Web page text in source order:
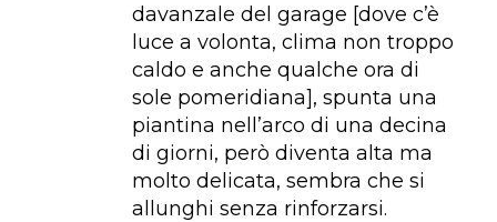
davanzale del garage [dove c’è
luce a volonta, clima non troppo
caldo e anche qualche ora di
sole pomeridiana], spunta una
piantina nell’arco di una decina
di giorni, però diventa alta ma
molto delicata, sembra che si
allunghi senza rinforzarsi.